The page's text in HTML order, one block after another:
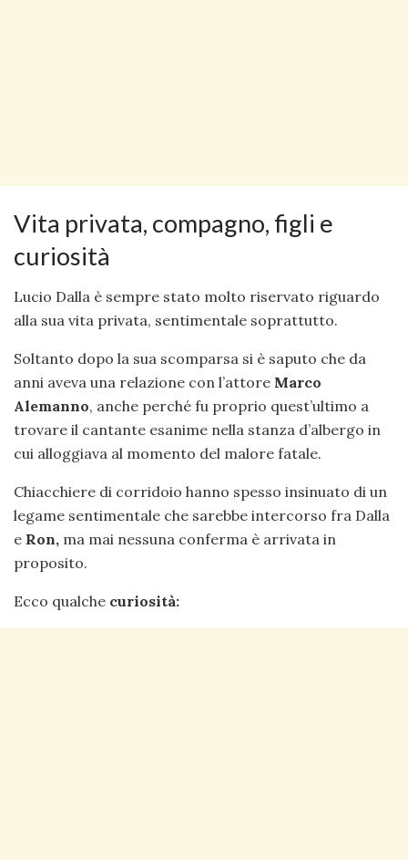
Vita privata, compagno, figli e
curiosità
Lucio Dalla è sempre stato molto riservato riguardo
alla sua vita privata, sentimentale soprattutto.
Soltanto dopo la sua scomparsa si è saputo che da
anni aveva una relazione con l’attore Marco
Alemanno, anche perché fu proprio quest’ultimo a
trovare il cantante esanime nella stanza d’albergo in
cui alloggiava al momento del malore fatale.
Chiacchiere di corridoio hanno spesso insinuato di un
legame sentimentale che sarebbe intercorso fra Dalla
e Ron, ma mai nessuna conferma è arrivata in
proposito.
Ecco qualche curiosità: